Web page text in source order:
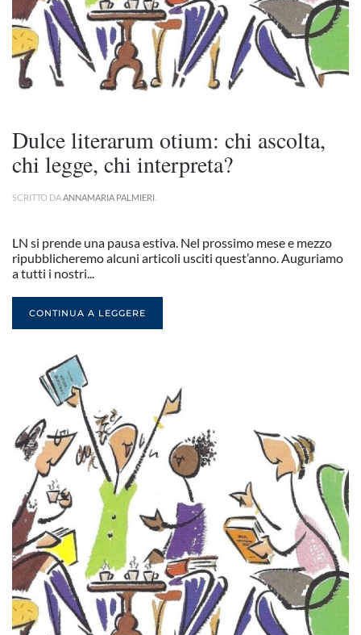
Dulce literarum otium: chi ascolta,
chi legge, chi interpreta?
SCRITTO DAANNAMARIA PALMIERI
LN si prende una pausa estiva. Nel prossimo mese e mezzo
ripubblicheremo alcuni articoli usciti quest’anno. Auguriamo
a tutti i nostri...
CONTINUA A LEGGERE